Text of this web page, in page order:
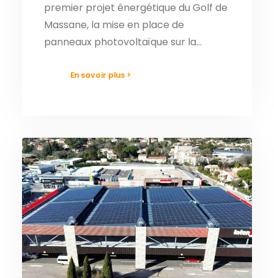
premier projet énergétique du Golf de
Massane, la mise en place de
panneaux photovoltaïque sur la…
En savoir plus >